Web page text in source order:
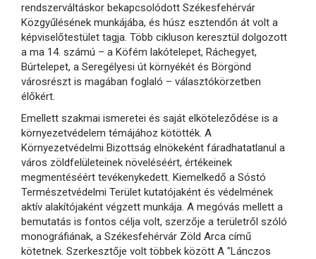
rendszerváltáskor bekapcsolódott Székesfehérvár
Közgyűlésének munkájába, és húsz esztendőn át volt a
képviselőtestület tagja. Több cikluson keresztül dolgozott
a ma 14. számú – a Köfém lakótelepet, Ráchegyet,
Búrtelepet, a Seregélyesi út környékét és Börgönd
városrészt is magában foglaló – választókörzetben
élőkért.
Emellett szakmai ismeretei és saját elköteleződése is a
környezetvédelem témájához kötötték. A
Környezetvédelmi Bizottság elnökeként fáradhatatlanul a
város zöldfelületeinek növeléséért, értékeinek
megmentéséért tevékenykedett. Kiemelkedő a Sóstó
Természetvédelmi Terület kutatójaként és védelmének
aktív alakítójaként végzett munkája. A megóvás mellett a
bemutatás is fontos célja volt, szerzője a területről szóló
monográfiának, a Székesfehérvár Zöld Arca című
kötetnek. Szerkesztője volt többek között A "Lánczos